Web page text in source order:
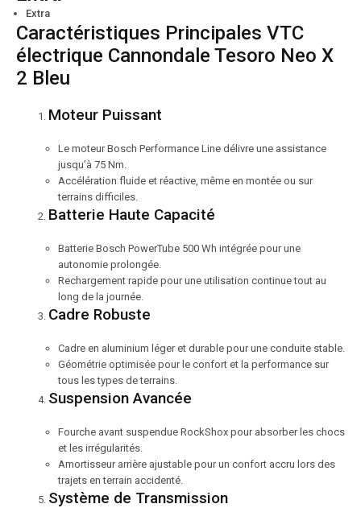
Extra
Caractéristiques Principales VTC
électrique Cannondale Tesoro Neo X
2 Bleu
Moteur Puissant
Le moteur Bosch Performance Line délivre une assistance
jusqu’à 75 Nm.
Accélération fluide et réactive, même en montée ou sur
terrains difficiles.
Batterie Haute Capacité
Batterie Bosch PowerTube 500 Wh intégrée pour une
autonomie prolongée.
Rechargement rapide pour une utilisation continue tout au
long de la journée.
Cadre Robuste
Cadre en aluminium léger et durable pour une conduite stable.
Géométrie optimisée pour le confort et la performance sur
tous les types de terrains.
Suspension Avancée
Fourche avant suspendue RockShox pour absorber les chocs
et les irrégularités.
Amortisseur arrière ajustable pour un confort accru lors des
trajets en terrain accidenté.
Système de Transmission